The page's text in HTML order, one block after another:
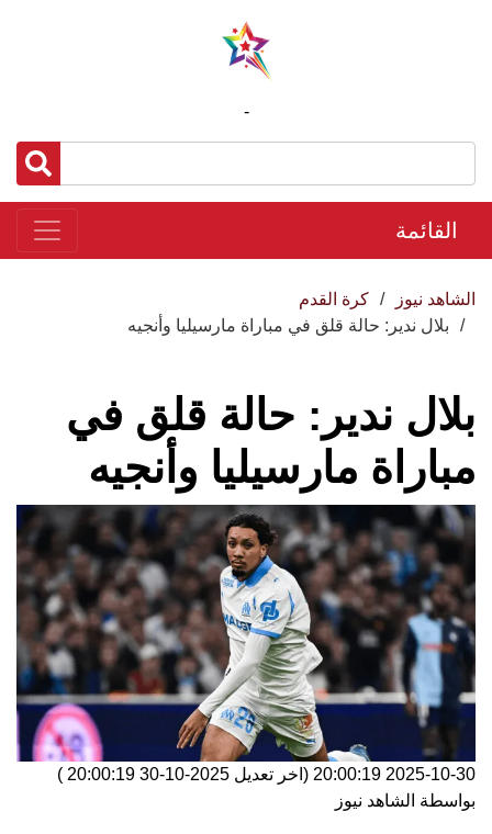
-
القائمة
الشاهد نيوز
كرة القدم
بلال ندير: حالة قلق في مباراة مارسيليا وأنجيه
بلال ندير: حالة قلق في
مباراة مارسيليا وأنجيه
2025-10-30 20:00:19 (اخر تعديل 2025-10-30 20:00:19
)
بواسطة الشاهد نيوز